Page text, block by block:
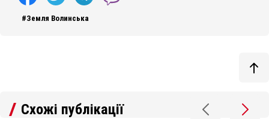
#Земля Волинська
Схожі публікації